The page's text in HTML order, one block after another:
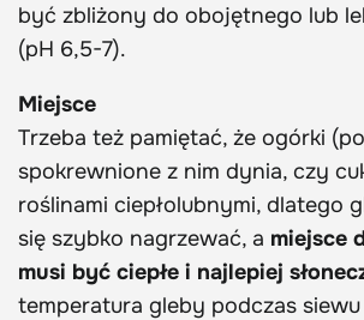
być zbliżony do obojętnego lub
(pH 6,5-7).
Miejsce
Trzeba też pamiętać, że ogórki
spokrewnione z nim dynia, czy
roślinami ciepłolubnymi, dlatego
się szybko nagrzewać, a miejsce
musi być ciepłe i najlepiej
temperatura gleby podczas